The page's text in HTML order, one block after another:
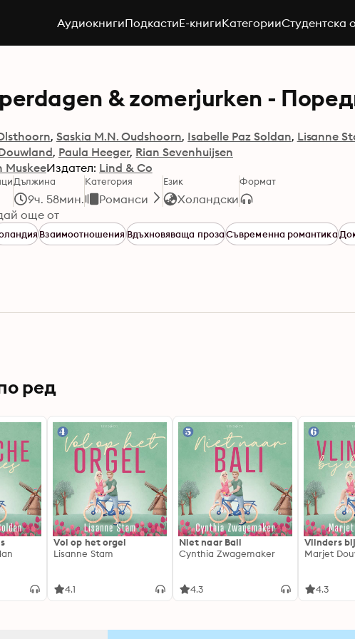
АудиокнигиПодкастиE-книгиКатегорииСтудентска
& zomerjurken -
Saskia M.N. Oudshoorn Isabelle Paz Soldan Lisanne
Paula Heeger Rian Sevenhuijsen
MuskeeИздател: Lind & Co
Дължина
9ч. 58мин.
Категория
Романси
Език
Холандски
Формат
още от
ВзаимоотношенияВдъхновяваща прозаСъвременна романтика
ред
Vol op het orgel
Lisanne Stam
4.1
Niet naar Bali
Cynthia Zwagemaker
4.3
Vlinders
Marjet
4.3